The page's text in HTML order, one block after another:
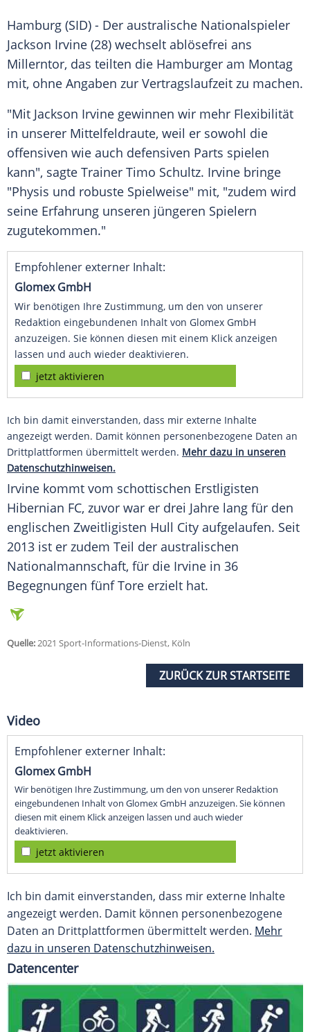
Hamburg (SID) - Der australische Nationalspieler
Jackson Irvine (28) wechselt ablösefrei ans
Millerntor, das teilten die Hamburger am Montag
mit, ohne Angaben zur Vertragslaufzeit zu machen.
"Mit Jackson Irvine gewinnen wir mehr Flexibilität
in unserer Mittelfeldraute, weil er sowohl die
offensiven wie auch defensiven Parts spielen
kann", sagte Trainer Timo Schultz. Irvine bringe
"Physis und robuste Spielweise" mit, "zudem wird
seine Erfahrung unseren jüngeren Spielern
zugutekommen."
Empfohlener externer Inhalt:
Glomex GmbH
Wir benötigen Ihre Zustimmung, um den von unserer
Redaktion eingebundenen Inhalt von Glomex GmbH
anzuzeigen. Sie können diesen mit einem Klick anzeigen
lassen und auch wieder deaktivieren.
jetzt aktivieren
Ich bin damit einverstanden, dass mir externe Inhalte
angezeigt werden. Damit können personenbezogene Daten an
Drittplattformen übermittelt werden. Mehr dazu in unseren
Datenschutzhinweisen.
Irvine kommt vom schottischen Erstligisten
Hibernian FC, zuvor war er drei Jahre lang für den
englischen Zweitligisten Hull City aufgelaufen. Seit
2013 ist er zudem Teil der australischen
Nationalmannschaft, für die Irvine in 36
Begegnungen fünf Tore erzielt hat.
Quelle:2021 Sport-Informations-Dienst, Köln
ZURÜCK ZUR STARTSEITE
Video
Empfohlener externer Inhalt:
Glomex GmbH
Wir benötigen Ihre Zustimmung, um den von unserer Redaktion
eingebundenen Inhalt von Glomex GmbH anzuzeigen. Sie können
diesen mit einem Klick anzeigen lassen und auch wieder
deaktivieren.
jetzt aktivieren
Ich bin damit einverstanden, dass mir externe Inhalte
angezeigt werden. Damit können personenbezogene
Daten an Drittplattformen übermittelt werden. Mehr
dazu in unseren Datenschutzhinweisen.
Datencenter